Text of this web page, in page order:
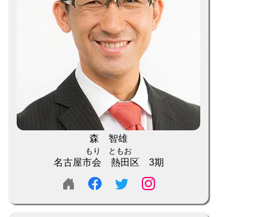
森 智雄
もり ともお
名古屋市会 熱田区 3期